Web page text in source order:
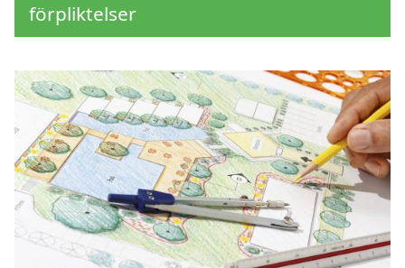
förpliktelser